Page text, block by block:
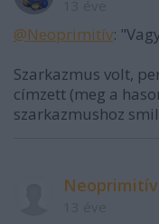
@Neoprimitív:
Szarkazmus volt,
címzett (meg a
szarkazmushoz
Neoprimitív